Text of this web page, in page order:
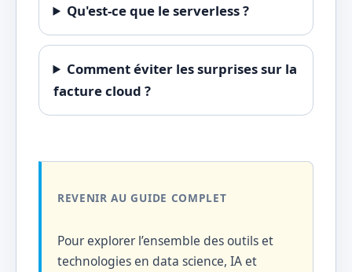
Qu'est-ce que le serverless ?
Comment éviter les surprises sur la
facture cloud ?
REVENIR AU GUIDE COMPLET
Pour explorer l’ensemble des outils et
technologies en data science, IA et